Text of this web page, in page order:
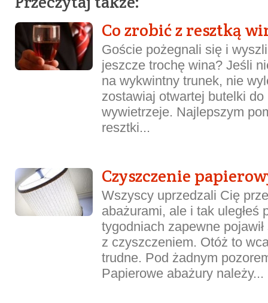
Co zrobić z resztką
Goście pożegnali się i
jeszcze trochę wina? Jeśli
na wykwintny trunek, nie
zostawiaj otwartej butelki
wywietrzeje. Najlepszym
resztki...
Czyszczenie
Wszyscy uprzedzali Cię
abażurami, ale i tak uległeś
tygodniach zapewne
z czyszczeniem. Otóż to
trudne. Pod żadnym
Papierowe abażury należy...